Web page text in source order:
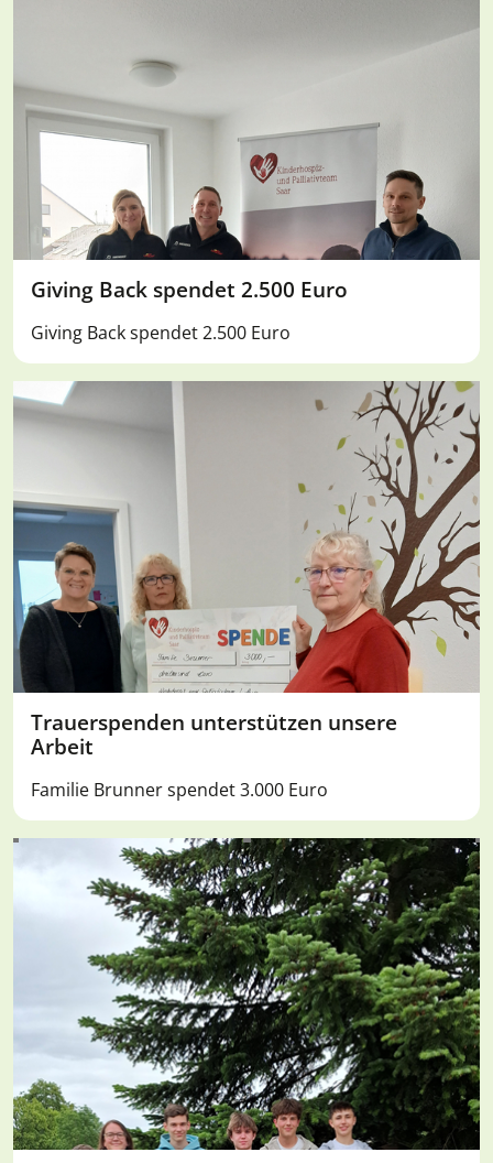
Giving Back spendet 2.500 Euro
Giving Back spendet 2.500 Euro
Trauerspenden unterstützen unsere
Arbeit
Familie Brunner spendet 3.000 Euro